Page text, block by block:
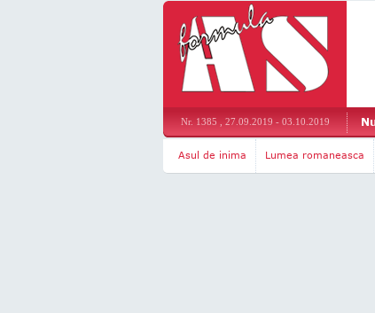
Nr. 1385 , 27.09.2019 - 03.10.2019
Asul de inima Lumea romaneasca